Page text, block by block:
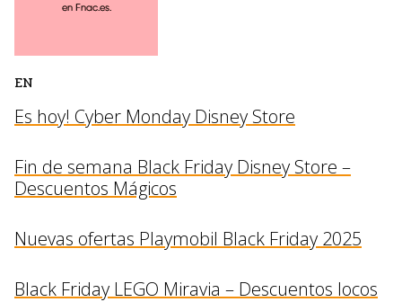
EN
Es hoy! Cyber Monday Disney Store
Fin de semana Black Friday Disney Store –
Descuentos Mágicos
Nuevas ofertas Playmobil Black Friday 2025
Black Friday LEGO Miravia – Descuentos locos